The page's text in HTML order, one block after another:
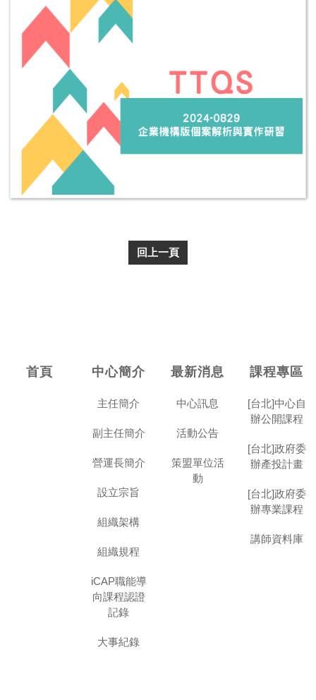
回上一頁
首頁 中心簡介
主任簡介
副主任簡介
營運長簡介
設立宗旨
組織架構
組織規程
iCAP職能導
向課程認證
記錄
大事紀錄
最新消息
中心訊息
活動公告
策盟單位活
動
課程專區
[台北]中心自
辦公開課程
[台北]政府委
辦產投計畫
[台北]政府委
辦專業課程
講師資料庫